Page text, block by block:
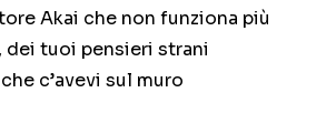
Akai che non funziona più
dei tuoi pensieri strani
c’avevi sul muro